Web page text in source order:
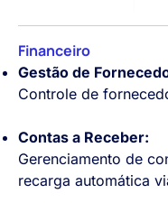
Financeiro
Gestão de
Controle de
Contas a Receber:
Gerenciamento de
recarga automática